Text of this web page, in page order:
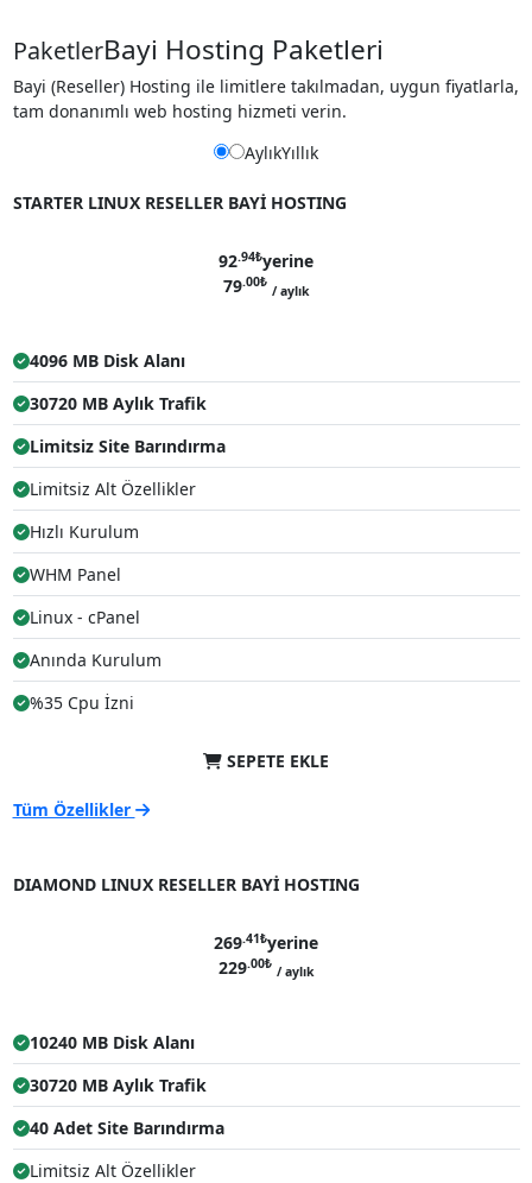
PaketlerBayi Hosting Paketleri
Bayi (Reseller) Hosting ile limitlere takılmadan, uygun fiyatlarla,
tam donanımlı web hosting hizmeti verin.
AylıkYıllık
STARTER LINUX RESELLER BAYİ HOSTING
79.00₺
/ aylık
92.94₺yerine
4096 MB Disk Alanı
30720 MB Aylık Trafik
Limitsiz Site Barındırma
Limitsiz Alt Özellikler
Hızlı Kurulum
WHM Panel
Linux - cPanel
Anında Kurulum
%35 Cpu İzni
SEPETE EKLE
Tüm Özellikler
DIAMOND LINUX RESELLER BAYİ HOSTING
229.00₺
/ aylık
269.41₺yerine
10240 MB Disk Alanı
30720 MB Aylık Trafik
40 Adet Site Barındırma
Limitsiz Alt Özellikler